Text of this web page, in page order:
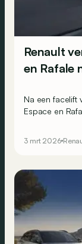
Renault
en Rafale
Na een facelift
Espace en
3 mrt 2026